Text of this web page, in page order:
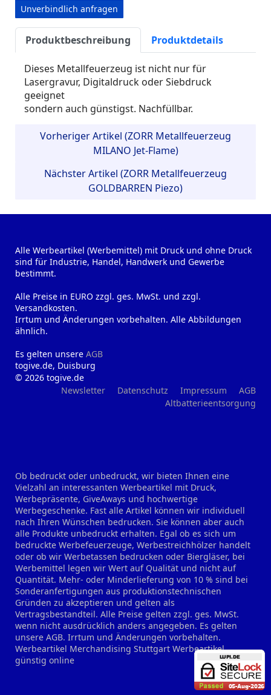
Unverbindlich anfragen
Produktbeschreibung Produktdetails
Dieses Metallfeuerzeug ist nicht nur für
Lasergravur, Digitaldruck oder Siebdruck
geeignet
sondern auch günstigst. Nachfüllbar.
Vorheriger Artikel (ZORR Metallfeuerzeug
MILANO Jet-Flame)
Nächster Artikel (ZORR Metallfeuerzeug
GOLDBARREN Piezo)
Alle Werbeartikel (Werbemittel) mit Druck und ohne Druck
sind für Industrie, Handel, Handwerk und Gewerbe
bestimmt.
Alle Preise in EURO zzgl. ges. MwSt. und zzgl.
Versandkosten.
Irrtum und Änderungen vorbehalten. Alle Abbildungen
ähnlich.
Es gelten unsere AGB
togive.de, Duisburg
© 2026 togive.de
Newsletter
Datenschutz Impressum
AGB
Altbatterieentsorgung
Ob bedruckt oder unbedruckt, wir bieten Ihnen eine
Vielzahl an interessanten Werbeartikel mit Druck,
Werbepräsente, GiveAways und hochwertige
Werbegeschenke. Fast alle Artikel können wir individuell
nach Ihren Wünschen bedrucken. Sie können aber auch
alle Produkte unbedruckt erhalten. Egal ob es sich um
bedruckte Werbefeuerzeuge, Werbestreichhölzer handelt
oder ob wir Werbetassen bedrucken oder Biergläser, bei
Werbemittel legen wir Wert auf Qualität und nicht auf
Quantität. Mehr- oder Minderlieferung von 10 % sind bei
Sonderanfertigungen aus produktionstechnischen
Gründen zu akzeptieren und gelten als
Vertragsbestandteil. Alle Preise gelten zzgl. ges. MwSt.
wenn nicht ausdrücklich anders angegeben. Es gelten
unsere AGB. Irrtum und Änderungen vorbehalten.
Werbeartikel Merchandising Stuttgart Werbeartikel
günstig online